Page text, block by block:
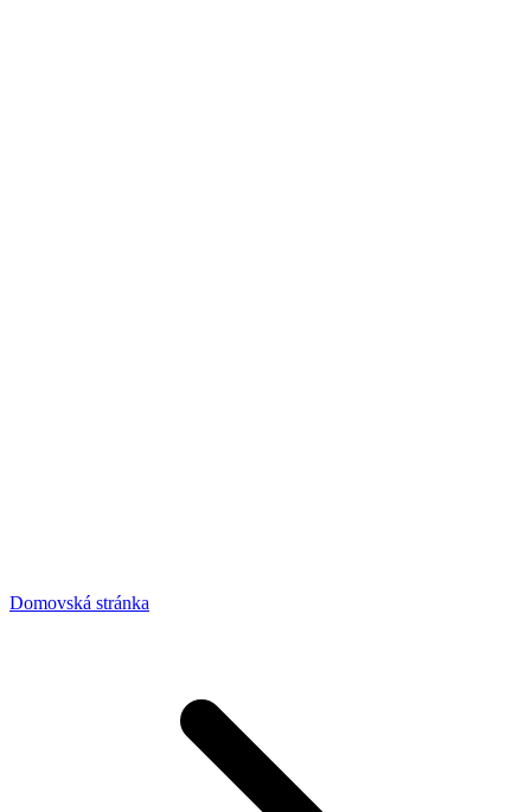
Domovská stránka